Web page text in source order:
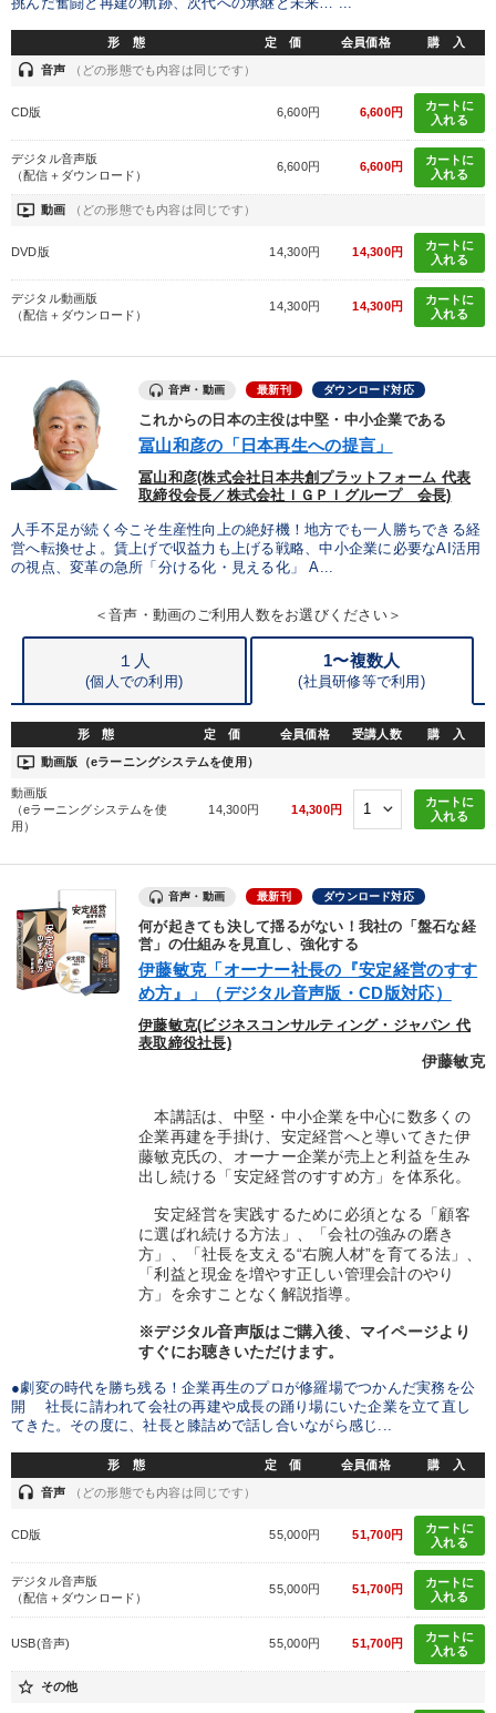
挑んだ奮闘と再建の軌跡、次代への承継と未来… ...
形 態 定 価 会員価格 購 入
headset 音声 （どの形態でも内容は同じです）
CD版 6,600円 6,600円
カートに
入れる
デジタル音声版
（配信＋ダウンロード）
6,600円 6,600円
カートに
入れる
ondemand_video 動画 （どの形態でも内容は同じです）
DVD版 14,300円 14,300円
カートに
入れる
デジタル動画版
（配信＋ダウンロード）
14,300円 14,300円
カートに
入れる
音声・動画 最新刊 ダウンロード対応
これからの日本の主役は中堅・中小企業である
冨山和彦の「日本再生への提言」
冨山和彦(株式会社日本共創プラットフォーム 代表
取締役会長／株式会社ＩＧＰＩグループ 会長)
人手不足が続く今こそ生産性向上の絶好機！地方でも一人勝ちできる経
営へ転換せよ。賃上げで収益力も上げる戦略、中小企業に必要なAI活用
の視点、変革の急所「分ける化・見える化」 A...
＜音声・動画のご利用人数をお選びください＞
１人
(個人での利用)
1〜複数人
(社員研修等で利用)
形 態 定 価 会員価格 受講人数 購 入
ondemand_video 動画版（eラーニングシステムを使用）
動画版
（eラーニングシステムを使
用）
14,300円 14,300円
カートに
入れる
音声・動画 最新刊 ダウンロード対応
何が起きても決して揺るがない！我社の「盤石な経
営」の仕組みを見直し、強化する
伊藤敏克「オーナー社長の『安定経営のすす
め方』」（デジタル音声版・CD版対応）
伊藤敏克(ビジネスコンサルティング・ジャパン 代
表取締役社長)
伊藤敏克
本講話は、中堅・中小企業を中心に数多くの
企業再建を手掛け、安定経営へと導いてきた伊
藤敏克氏の、オーナー企業が売上と利益を生み
出し続ける「安定経営のすすめ方」を体系化。
安定経営を実践するために必須となる「顧客
に選ばれ続ける方法」、「会社の強みの磨き
方」、「社長を支える“右腕人材”を育てる法」、
「利益と現金を増やす正しい管理会計のやり
方」を余すことなく解説指導。
※デジタル音声版はご購入後、マイページより
すぐにお聴きいただけます。
●劇変の時代を勝ち残る！企業再生のプロが修羅場でつかんだ実務を公
開 社長に請われて会社の再建や成長の踊り場にいた企業を立て直し
てきた。その度に、社長と膝詰めで話し合いながら感じ...
形 態 定 価 会員価格 購 入
headset 音声 （どの形態でも内容は同じです）
CD版 55,000円 51,700円
カートに
入れる
デジタル音声版
（配信＋ダウンロード）
55,000円 51,700円
カートに
入れる
USB(音声) 55,000円 51,700円
カートに
入れる
star_border その他